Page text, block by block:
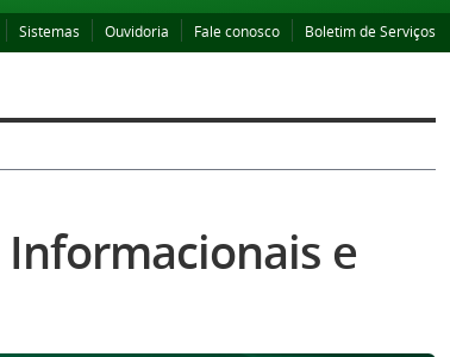
Sistemas Ouvidoria Fale conosco Boletim de Serviços
e